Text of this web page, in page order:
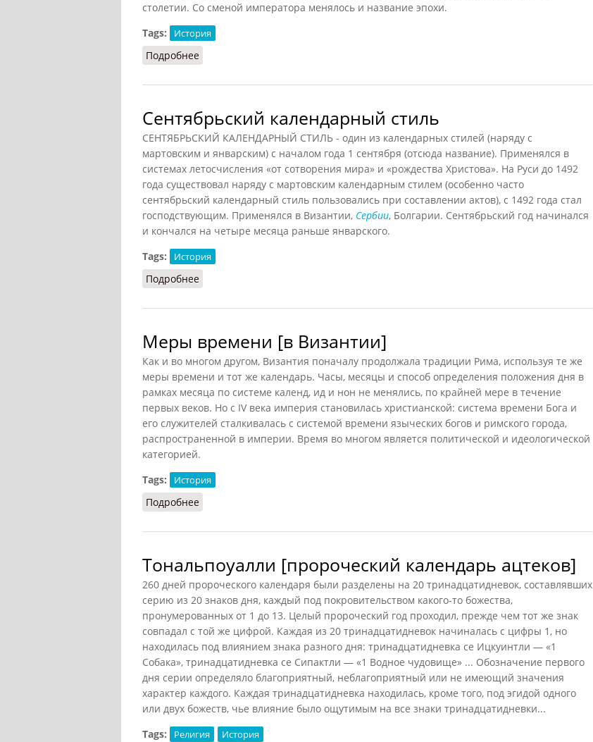
столетии. Со сменой императора менялось и название эпохи.
Tags:
История
Подробнее
Сентябрьский календарный стиль
СЕНТЯБРЬСКИЙ КАЛЕНДАРНЫЙ СТИЛЬ - один из календарных стилей (наряду с
мартовским и январским) с началом года 1 сентября (отсюда название). Применялся в
системах летосчисления «от сотворения мира» и «рождества Христова». На Руси до 1492
года существовал наряду с мартовским календарным стилем (особенно часто
сентябрьский календарный стиль пользовались при составлении актов), с 1492 года стал
господствующим. Применялся в Византии, Сербии, Болгарии. Сентябрьский год начинался
и кончался на четыре месяца раньше январского.
Tags:
История
Подробнее
Меры времени [в Византии]
Как и во многом другом, Византия поначалу продолжала традиции Рима, используя те же
меры времени и тот же календарь. Часы, месяцы и способ определения положения дня в
рамках месяца по системе календ, ид и нон не менялись, по крайней мере в течение
первых веков. Но с IV века империя становилась христианской: система времени Бога и
его служителей сталкивалась с системой времени языческих богов и римского города,
распространенной в империи. Время во многом является политической и идеологической
категорией.
Tags:
История
Подробнее
Тональпоуалли [пророческий календарь ацтеков]
260 дней пророческого календаря были разделены на 20 тринадцатидневок, составлявших
серию из 20 знаков дня, каждый под покровительством какого-то божества,
пронумерованных от 1 до 13. Целый пророческий год проходил, прежде чем тот же знак
совпадал с той же цифрой. Каждая из 20 тринадцатидневок начиналась с цифры 1, но
находилась под влиянием знака разного дня: тринадцатидневка се Ицкуинтли — «1
Собака», тринадцатидневка се Сипактли — «1 Водное чудовище» ... Обозначение первого
дня серии определяло благоприятный, неблагоприятный или не имеющий значения
характер каждого. Каждая тринадцатидневка находилась, кроме того, под эгидой одного
или двух божеств, чье влияние было ощутимым на все знаки тринадцатидневки...
Tags:
Религия История